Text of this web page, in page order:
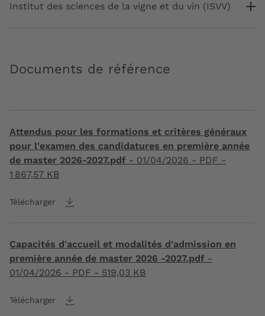
Institut des sciences de la vigne et du vin (ISVV)
Documents de référence
Attendus pour les formations et critères généraux
pour l'examen des candidatures en première année
de master 2026-2027.pdf - 01/04/2026 - PDF -
1 867,57 KB
Télécharger
Capacités d'accueil et modalités d'admission en
première année de master 2026 -2027.pdf -
01/04/2026 - PDF - 519,03 KB
Télécharger